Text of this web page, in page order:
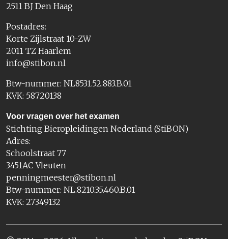
2511 BJ Den Haag
Postadres:
Korte Zijlstraat 10-ZW
2011 TZ Haarlem
info@stibon.nl
Btw-nummer: NL8531.52.883.B.01
KVK: 58720138
Voor vragen over het examen
Stichting Bieropleidingen Nederland (StiBON)
Adres:
Schoolstraat 77
3451AC Vleuten
penningmeester@stibon.nl
Btw-nummer: NL.8210.35.460.B.01
KVK: 27349132